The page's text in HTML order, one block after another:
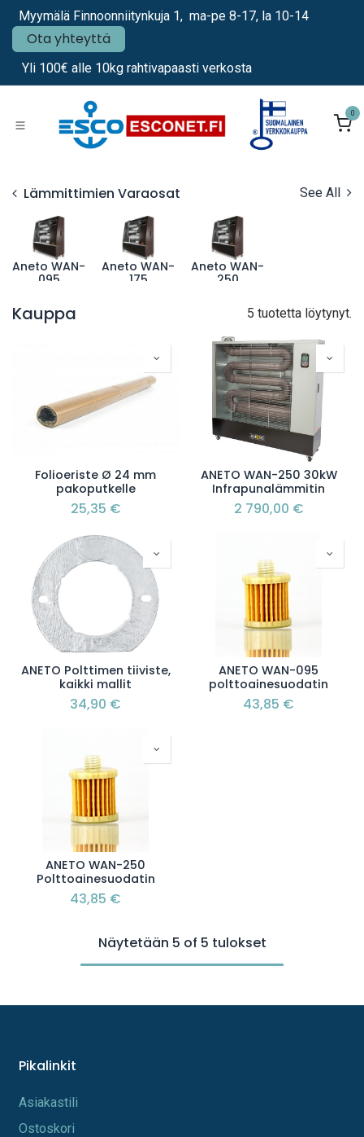
Siirry sisältöön
Myymälä Finnoonniitynkuja 1, ma-pe 8-17, la 10-14
Ota yhteyttä
Yli 100€ alle 10kg rahtivapaasti verkosta
0
Lämmittimien Varaosat See All
Aneto WAN-
095
Aneto WAN-
175
Aneto WAN-
250
Kauppa 5 tuotetta löytynyt.
Folioeriste Ø 24 mm
pakoputkelle
25,35 €
ANETO WAN-250 30kW
Infrapunalämmitin
2 790,00 €
ANETO Polttimen tiiviste,
kaikki mallit
34,90 €
ANETO WAN-095
polttoainesuodatin
43,85 €
ANETO WAN-250
Polttoainesuodatin
43,85 €
Näytetään 5 of 5 tulokset
Pikalinkit
A​s​iakastili
Os​toskori